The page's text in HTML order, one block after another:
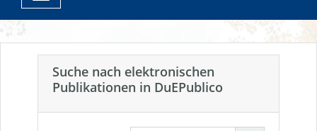
Suche nach elektronischen
Publikationen in DuEPublico